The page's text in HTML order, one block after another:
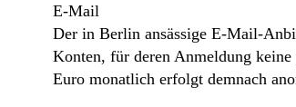
E-Mail
Der in Berlin ansässige E-Mail-
Konten, für deren Anmeldung
Euro monatlich erfolgt demnach